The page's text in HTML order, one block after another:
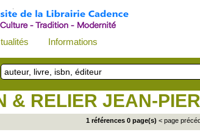
Informations
& RELIER JEAN-
1 références 0 page(s) < page